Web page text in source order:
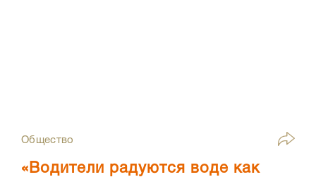
Общество
«Водители радуются воде как